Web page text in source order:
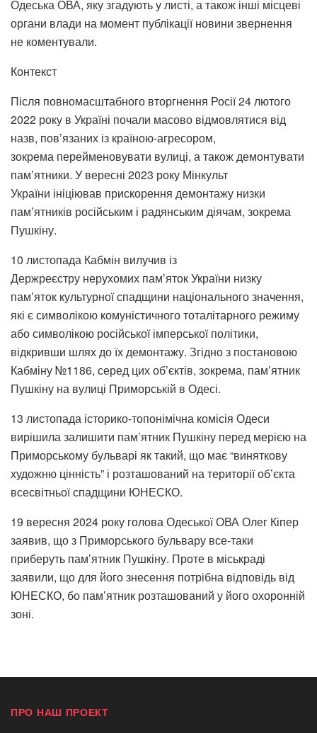
Одеська ОВА, яку згадують у листі, а також інші місцеві
органи влади на момент публікації новини звернення
не коментували.
Контекст
Після повномасштабного вторгнення Росії 24 лютого
2022 року в Україні почали масово відмовлятися від
назв, пов’язаних із країною-агресором,
зокрема перейменовувати вулиці, а такождемонтувати
пам’ятники. У вересні 2023 року Мінкульт
України ініціював прискорення демонтажу низки
пам’ятників російським і радянським діячам, зокрема
Пушкіну.
10 листопада Кабмін вилучив із
Держреєстру нерухомих пам’яток України низку
пам’яток культурної спадщини національного значення,
які є символікою комуністичного тоталітарного режиму
або символікою російської імперської політики,
відкривши шлях до їх демонтажу. Згідно з постановою
Кабміну№1186, серед цих об’єктів, зокрема, пам’ятник
Пушкіну на вулиці Приморській в Одесі.
13 листопада історико-топонімічна комісія Одеси
вирішилазалишити пам’ятник Пушкіну перед мерією на
Приморському бульварі як такий, що має “виняткову
художню цінність” і розташований на території об’єкта
всесвітньої спадщини ЮНЕСКО.
19 вересня 2024 року голова Одеської ОВА Олег Кіпер
заявив, що з Приморського бульвару все-таки
приберуть пам’ятник Пушкіну. Проте в міськраді
заявили, що для його знесення потрібна відповідь від
ЮНЕСКО, бо пам’ятник розташований у його охоронній
зоні.
ПРО НАШ ПРОЕКТ